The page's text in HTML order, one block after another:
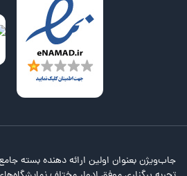
جاب‌ویژن بعنوان اولین ارائه دهنده بسته